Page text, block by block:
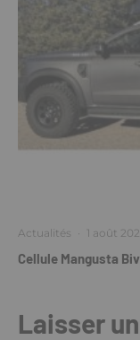
Actualités · 1 août
Cellule Mangusta
Laisser